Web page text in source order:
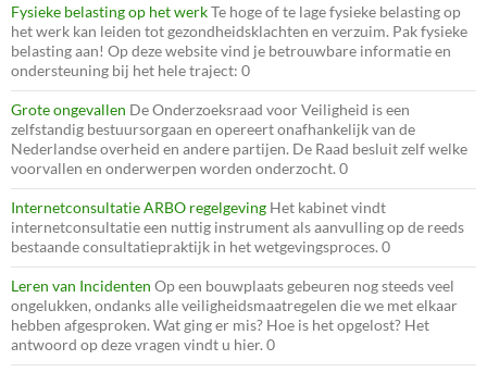
Fysieke belasting op het werkTe hoge of te lage fysieke belasting op
het werk kan leiden tot gezondheidsklachten en verzuim. Pak fysieke
belasting aan! Op deze website vind je betrouwbare informatie en
ondersteuning bij het hele traject: 0
Grote ongevallen De Onderzoeksraad voor Veiligheid is een
zelfstandig bestuursorgaan en opereert onafhankelijk van de
Nederlandse overheid en andere partijen. De Raad besluit zelf welke
voorvallen en onderwerpen worden onderzocht. 0
Internetconsultatie ARBO regelgeving Het kabinet vindt
internetconsultatie een nuttig instrument als aanvulling op de reeds
bestaande consultatiepraktijk in het wetgevingsproces. 0
Leren van Incidenten Op een bouwplaats gebeuren nog steeds veel
ongelukken, ondanks alle veiligheidsmaatregelen die we met elkaar
hebben afgesproken. Wat ging er mis? Hoe is het opgelost? Het
antwoord op deze vragen vindt u hier. 0